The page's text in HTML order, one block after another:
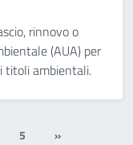
rinnovo o
(AUA) per
titoli ambientali.
5 »